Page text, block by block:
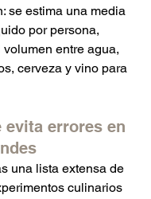
se estima una media
por persona,
entre agua,
cerveza y vino para
evita errores en
una lista extensa de
culinarios